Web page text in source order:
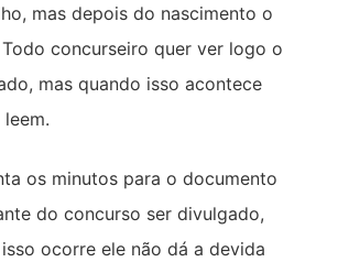
mas depois do nascimento o
concurseiro quer ver logo o
mas quando isso acontece
os minutos para o documento
do concurso ser divulgado,
ocorre ele não dá a devida